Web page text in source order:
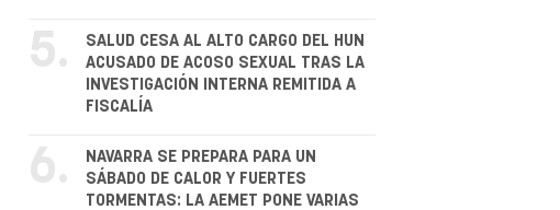
5.
SALUD CESA AL ALTO CARGO DEL HUN
ACUSADO DE ACOSO SEXUAL TRAS LA
INVESTIGACIÓN INTERNA REMITIDA A
FISCALÍA
6.
NAVARRA SE PREPARA PARA UN
SÁBADO DE CALOR Y FUERTES
TORMENTAS: LA AEMET PONE VARIAS